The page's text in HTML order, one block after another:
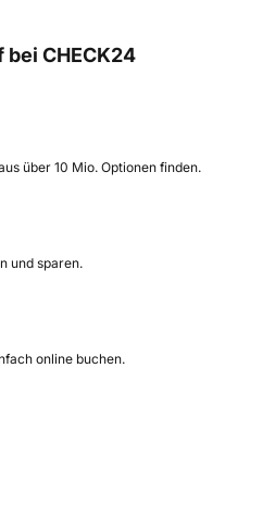
CHECK24
über 10 Mio. Optionen finden.
und sparen.
online buchen.